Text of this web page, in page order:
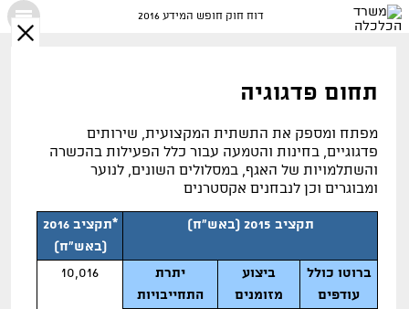
דוח חוק חופש המידע 2016
תחום פדגוגיה
מפתח ומספק את התשתית המקצועית, שירותים
פדגוגיים, בחינות והטמעה עבור כלל הפעילות בהכשרה
והשתלמויות של האגף, במסלולים השונים, לנוער
ומבוגרים וכן לנבחנים אקסטרנים
תקציב 2015 (באש"ח)
*תקציב 2016
(באש"ח)
ברוטו כולל
עודפים
ביצוע
מזומנים
יתרת
התחייבויות
10,016
X